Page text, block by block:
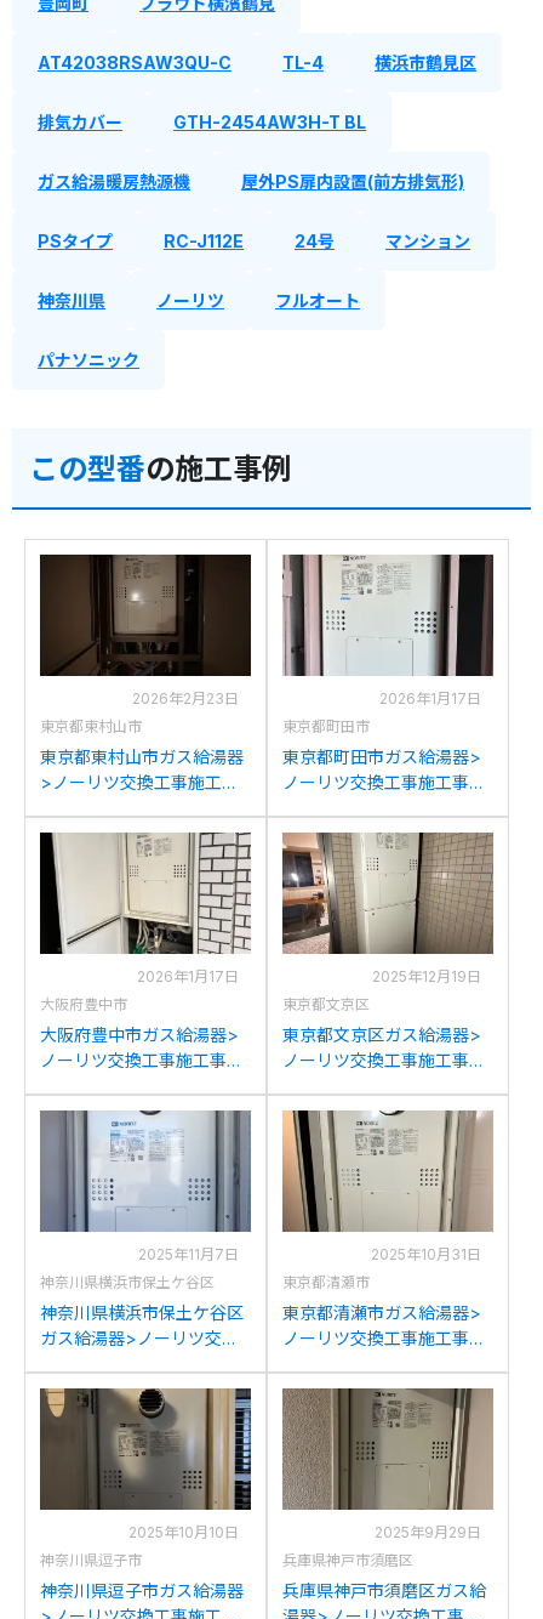
AT42038RSAW3QU-C TL-4 横浜市鶴見区
排気カバー GTH-2454AW3H-T BL
ガス給湯暖房熱源機 屋外PS扉内設置(前方排気形)
PSタイプ RC-J112E 24号 マンション
神奈川県 ノーリツ フルオート
パナソニック
この型番の施工事例
2026年2月23日
東京都東村山市
東京都東村山市ガス給湯器
>ノーリツ交換工事施工事
2434AWX-Tからノーリツ
GTH-2454AW3H-T BLへの
交換
2026年1月17日
東京都町田市
東京都町田市ガス給湯器>
ノーリツ交換工事施工事
2401AWXH-Tからノーリツ
GTH-2454AW3H-T BLへの
交換
2026年1月17日
大阪府豊中市
大阪府豊中市ガス給湯器>
ノーリツ交換工事施工事
2413AWXH-Tからノーリツ
GTH-2454AW3H-T BLへの
2025年12月19日
東京都文京区
東京都文京区ガス給湯器>
ノーリツ交換工事施工事
4299ARSAW3Q-Cからノ
ーリツGTH-2454AW3H-T
BLへの交換
2025年11月7日
神奈川県横浜市保土ケ谷区
神奈川県横浜市保土ケ谷区
ガス給湯器>ノーリツ交換
GTH-2417AWX3H-Tからノ
ーリツGTH-2454AW3H-T
BLへの交換
2025年10月31日
東京都清瀬市
東京都清瀬市ガス給湯器>
ノーリツ交換工事施工事
TからノーリツGTH-
2454AW3H-T BLへの交換
2025年10月10日
神奈川県逗子市
神奈川県逗子市ガス給湯器
2025年9月29日
兵庫県神戸市須磨区
兵庫県神戸市須磨区ガス給